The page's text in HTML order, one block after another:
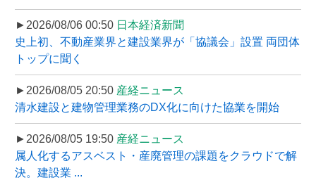
►2026/08/06 00:50 日本経済新聞
史上初、不動産業界と建設業界が「協議会」設置 両団体
トップに聞く
►2026/08/05 20:50 産経ニュース
清水建設と建物管理業務のDX化に向けた協業を開始
►2026/08/05 19:50 産経ニュース
属人化するアスベスト・産廃管理の課題をクラウドで解
決。建設業 ...